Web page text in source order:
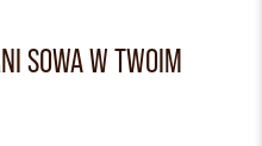
SOWA W TWOIM